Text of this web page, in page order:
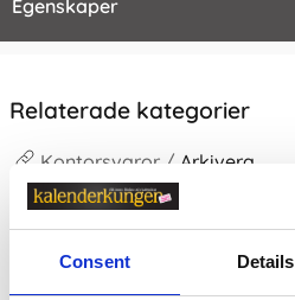
Consent Details
Egenskaper
Relaterade kategorier
Kontorsvaror / Arkivera
Kontorsvaror / Arkivera /